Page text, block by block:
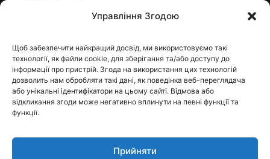
Управління Згодою
Щоб забезпечити найкращий досвід, ми використовуємо такі
технології, як файли cookie, для зберігання та/або доступу до
інформації про пристрій. Згода на використання цих технологій
дозволить нам обробляти такі дані, як поведінка веб-переглядача
або унікальні ідентифікатори на цьому сайті. Відмова або
відкликання згоди може негативно вплинути на певні функції та
функції.
Прийняти
Контакти
dfbelements@gmail.com